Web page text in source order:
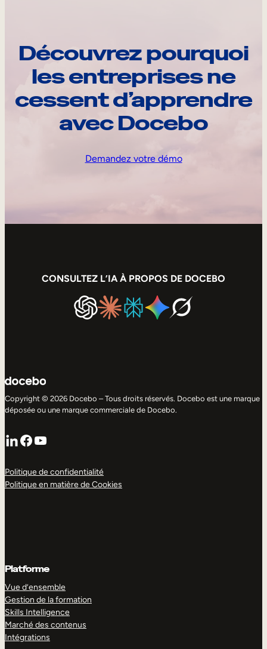
Découvrez pourquoi
les entreprises ne
cessent d’apprendre
avec Docebo
Demandez votre démo
CONSULTEZ L’IA À PROPOS DE DOCEBO
Copyright © 2026 Docebo – Tous droits réservés. Docebo est une marque
déposée ou une marque commerciale de Docebo.
LinkedIn
Facebook
YouTube
Politique de confidentialité
Politique en matière de Cookies
Platforme
Vue d’ensemble
Gestion de la formation
Skills Intelligence
Marché des contenus
Intégrations